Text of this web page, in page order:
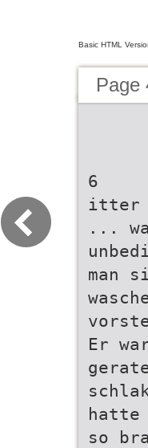
Basic HTML
Page
6
itter
...
man
Er
hatte
so